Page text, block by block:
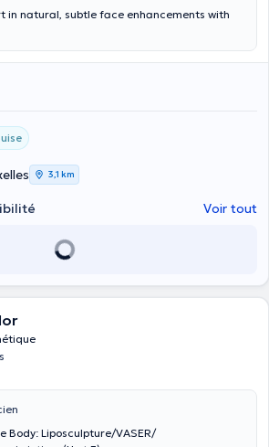
in natural, subtle face enhancements with
3,1 km
Voir tout
Body: Liposculpture/VASER/